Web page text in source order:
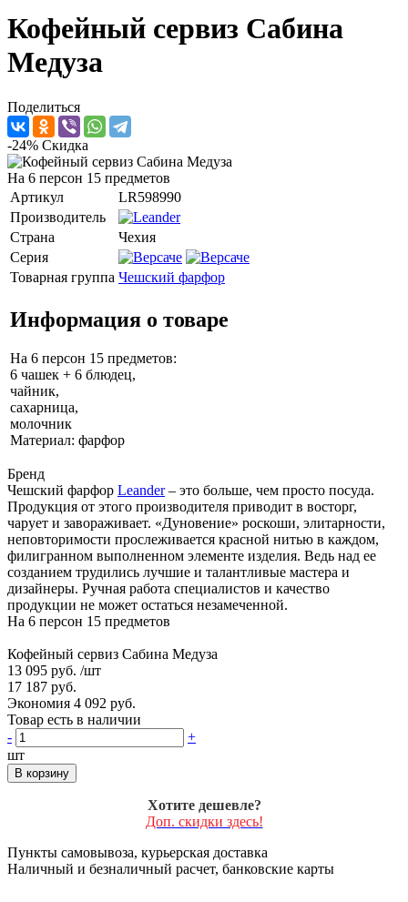
Кофейный сервиз Сабина
Медуза
Поделиться
-24% Скидка
На 6 персон 15 предметов
Артикул
LR598990
Производитель
Страна
Чехия
Серия
Товарная группа Чешский фарфор
Информация о товаре
На 6 персон 15 предметов:
6 чашек + 6 блюдец,
чайник,
сахарница,
молочник
Материал: фарфор
Бренд
Чешский фарфор Leander– это больше, чем просто посуда.
Продукция от этого производителя приводит в восторг,
чарует и завораживает. «Дуновение» роскоши, элитарности,
неповторимости прослеживается красной нитью в каждом,
филигранном выполненном элементе изделия. Ведь над ее
созданием трудились лучшие и талантливые мастера и
дизайнеры. Ручная работа специалистов и качество
продукции не может остаться незамеченной.
На 6 персон 15 предметов
Кофейный сервиз Сабина Медуза
13 095 руб. /шт
17 187 руб.
Экономия 4 092 руб.
Товар есть в наличии
-
+
шт
В корзину
Хотите дешевле?
Доп. скидки здесь!
Пункты самовывоза, курьерская доставка
Наличный и безналичный расчет, банковские карты